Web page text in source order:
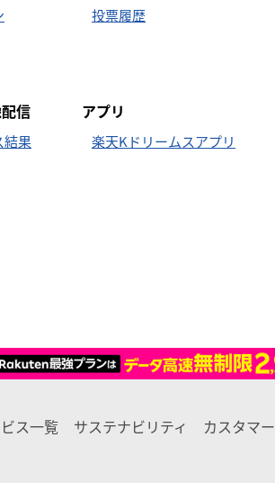
投票履歴
信
結果
アプリ
楽天Kドリームスアプリ
ス一覧 サステナビリティ カスタマ